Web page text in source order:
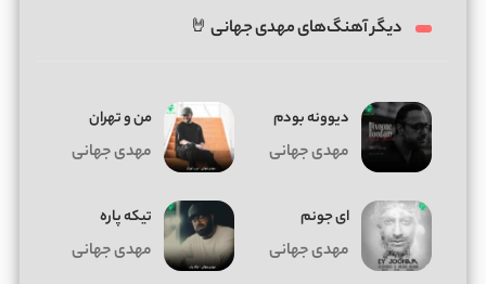
دیگر آهنگ‌های مهدی جهانی 🤘
دیوونه بودم
مهدی جهانی
من و تهران
مهدی جهانی
ای جونم
مهدی جهانی
تیکه پاره
مهدی جهانی